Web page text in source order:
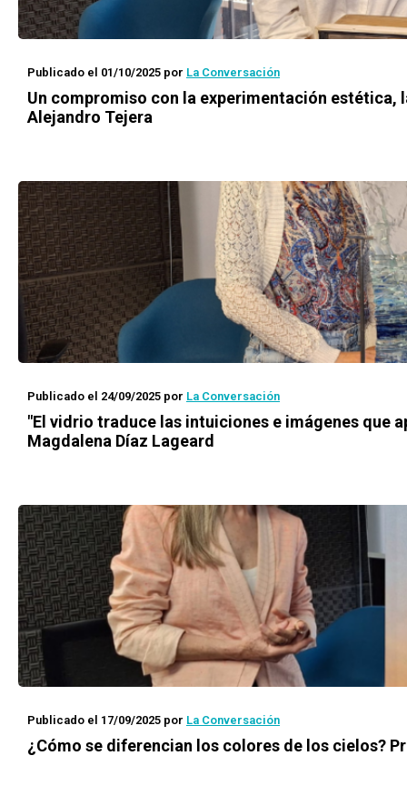
Publicado el 01/10/2025 por La Conversación
Un compromiso con la experimentación
Alejandro Tejera
Publicado el 24/09/2025 por La Conversación
"El vidrio traduce las intuiciones e imágenes que
Magdalena Díaz Lageard
Publicado el 17/09/2025 por La Conversación
¿Cómo se diferencian los colores de los cielos?